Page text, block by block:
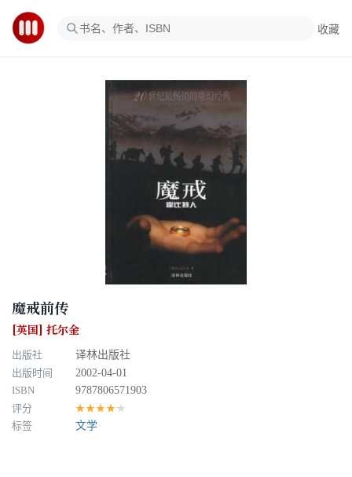
收藏
魔戒前传
[英国] 托尔金
出版社
译林出版社
出版时间
2002-04-01
ISBN
9787806571903
评分
★★★★★
标签 文学